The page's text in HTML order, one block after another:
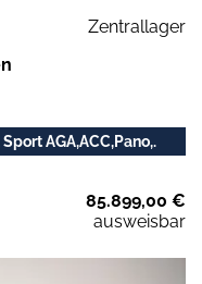
Zentrallager
AGA,ACC,Pano,.
85.899,00 €
ausweisbar